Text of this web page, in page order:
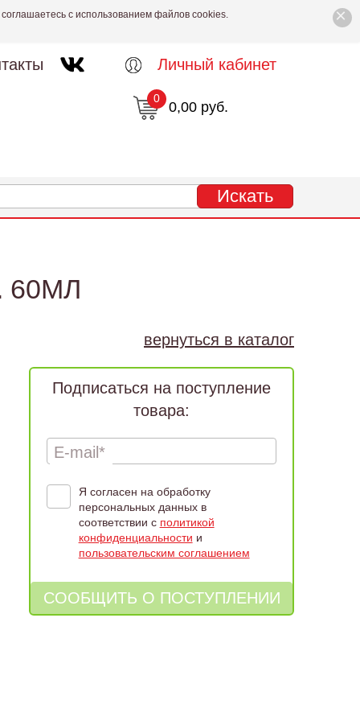
×
с использованием файлов cookies.
Личный кабинет
0,00 руб.
0
вернуться в каталог
Подписаться на поступление
товара:
E-mail*
Я согласен на обработку
персональных данных в
соответствии с политикой
конфиденциальности и
пользовательским соглашением